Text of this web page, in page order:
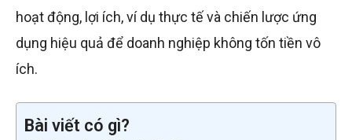
hoạt động, lợi ích, ví dụ thực tế và chiến lược ứng
dụng hiệu quả để doanh nghiệp không tốn tiền vô
ích.
Bài viết có gì?